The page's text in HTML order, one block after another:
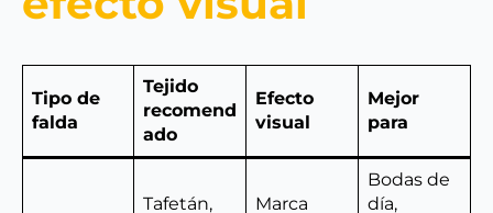
Tipo de
falda
Tejido
recomend
ado
Efecto
visual
Mejor
para
Tafetán,
Marca
Bodas de
día,